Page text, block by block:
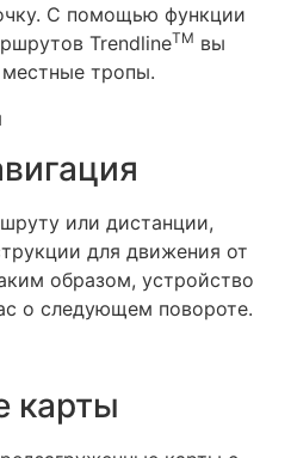
С помощью функции
TrendlineTM вы
тропы.
или дистанции,
для движения от
образом, устройство
о следующем повороте.
карты